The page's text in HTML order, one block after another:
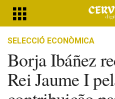
SELECCIÓ ECONÒMICA
Borja Ibáñez
Rei Jaume I